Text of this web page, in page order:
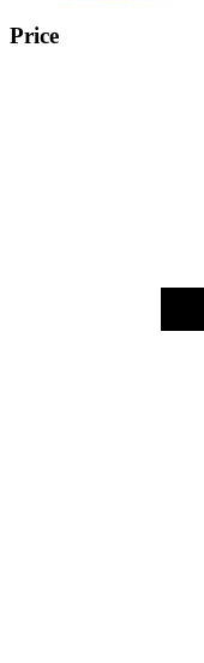
Price